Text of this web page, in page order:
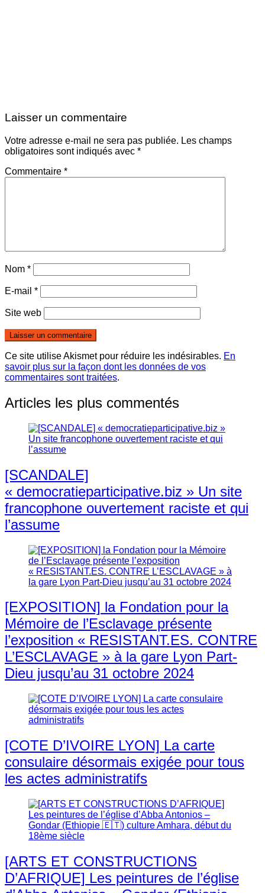
Laisser un commentaire
Votre adresse e-mail ne sera pas publiée. Les champs
obligatoires sont indiqués avec *
Commentaire *
Nom *
E-mail *
Site web
Ce site utilise Akismet pour réduire les indésirables. En
savoir plus sur la façon dont les données de vos
commentaires sont traitées.
Articles les plus commentés
[SCANDALE]
« democratieparticipative.biz » Un site
francophone ouvertement raciste et qui
l’assume
[EXPOSITION] la Fondation pour la
Mémoire de l’Esclavage présente
l’exposition « RESISTANT.ES. CONTRE
L’ESCLAVAGE » à la gare Lyon Part-
Dieu jusqu’au 31 octobre 2024
[COTE D’IVOIRE LYON] La carte
consulaire désormais exigée pour tous
les actes administratifs
[ARTS ET CONSTRUCTIONS
D’AFRIQUE] Les peintures de l’église